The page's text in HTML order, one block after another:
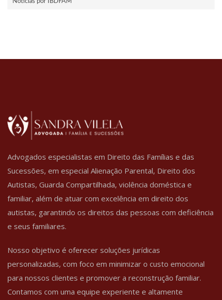
Advogados especialistas em Direito das Famílias e das
Sucessões, em especial Alienação Parental, Direito dos
Autistas, Guarda Compartilhada, violência doméstica e
familiar, além de atuar com excelência em direito dos
autistas, garantindo os direitos das pessoas com deficiência
e seus familiares.
Nosso objetivo é oferecer soluções jurídicas
personalizadas, com foco em minimizar o custo emocional
para nossos clientes e promover a reconstrução familiar.
Contamos com uma equipe experiente e altamente